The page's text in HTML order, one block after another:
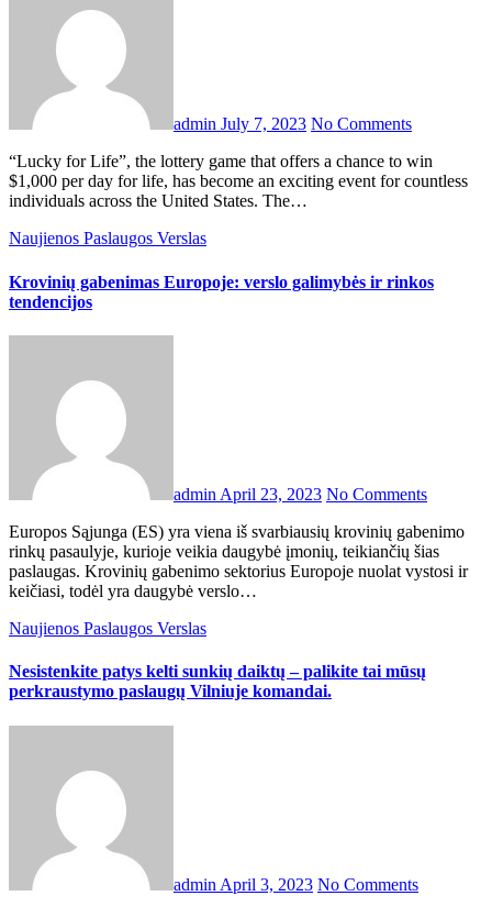
admin July 7, 2023 No Comments
“Lucky for Life”, the lottery game that offers a chance to win
$1,000 per day for life, has become an exciting event for countless
individuals across the United States. The…
Naujienos Paslaugos Verslas
Krovinių gabenimas Europoje: verslo galimybės ir rinkos
tendencijos
admin April 23, 2023 No Comments
Europos Sąjunga (ES) yra viena iš svarbiausių krovinių gabenimo
rinkų pasaulyje, kurioje veikia daugybė įmonių, teikiančių šias
paslaugas. Krovinių gabenimo sektorius Europoje nuolat vystosi ir
keičiasi, todėl yra daugybė verslo…
Naujienos Paslaugos Verslas
Nesistenkite patys kelti sunkių daiktų – palikite tai mūsų
perkraustymo paslaugų Vilniuje komandai.
admin April 3, 2023 No Comments